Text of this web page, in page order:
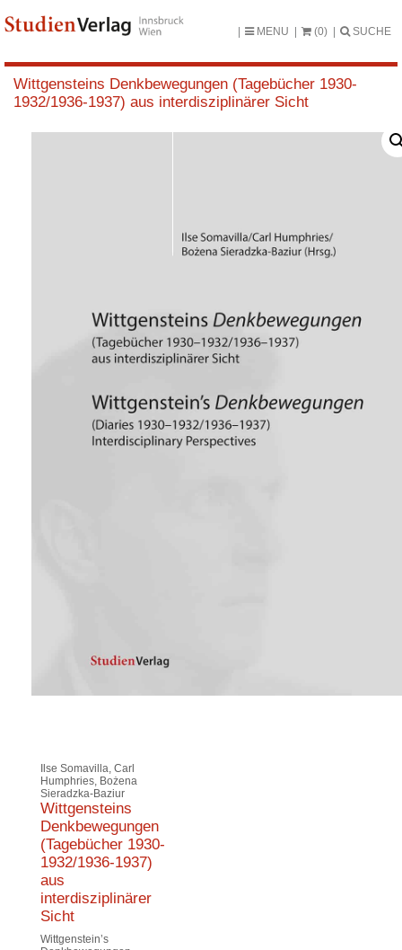
MENU (0) SUCHE
Wittgensteins Denkbewegungen (Tagebücher 1930-
1932/1936-1937) aus interdisziplinärer Sicht
Ilse Somavilla, Carl
Humphries, Bożena
Sieradzka-Baziur
Wittgensteins
Denkbewegungen
(Tagebücher 1930-
1932/1936-1937)
aus
interdisziplinärer
Sicht
Wittgenstein’s